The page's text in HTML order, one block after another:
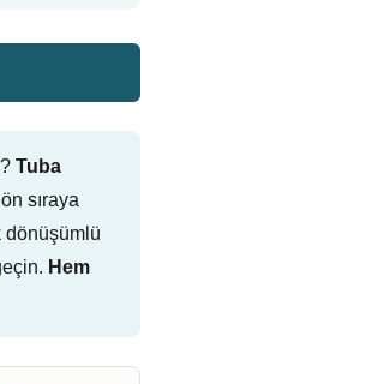
Tuba
sıraya
dönüşümlü
Hem